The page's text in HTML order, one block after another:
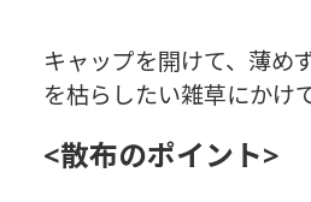
キャップを開けて、薄め
を枯らしたい雑草にかけ
<散布のポイント>